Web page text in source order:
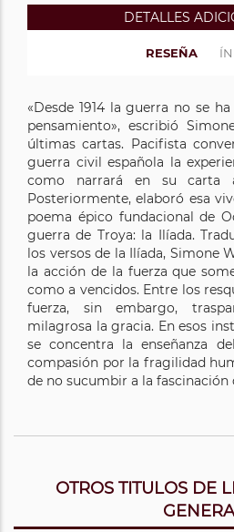
DETALLES
RESEÑA
«Desde 1914 la guerra no se
pensamiento», escribió
últimas cartas. Pacifista
guerra civil española la
como narrará en su carta
Posteriormente, elaboró esa
poema épico fundacional de
guerra de Troya: la Ilíada.
los versos de la Ilíada, Simone
la acción de la fuerza que
como a vencidos. Entre los
fuerza, sin embargo,
milagrosa la gracia. En esos
se concentra la enseñanza
compasión por la fragilidad
de no sucumbir a la fascinación
OTROS TITULOS DE